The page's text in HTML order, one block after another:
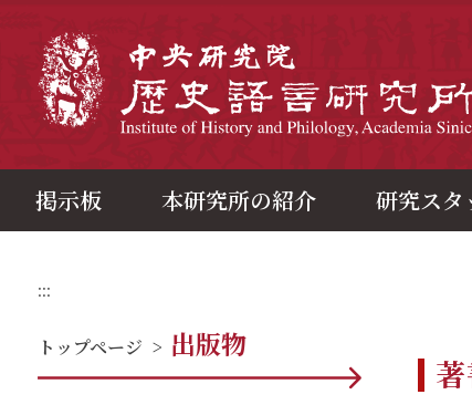
掲示板 本研究所の紹介 研究スタ
:::
トップページ > 出版物